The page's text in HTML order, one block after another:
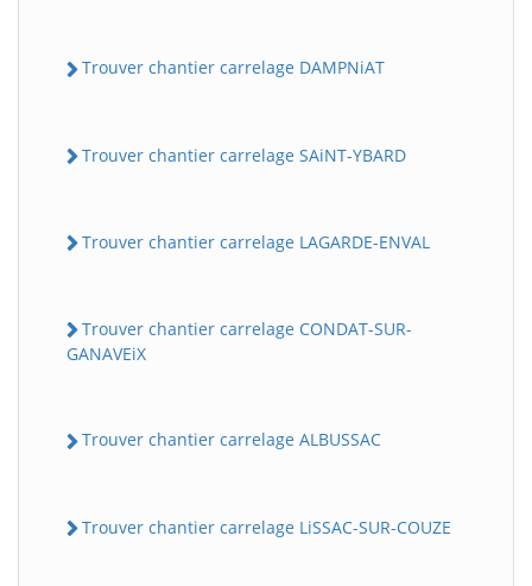
Trouver chantier carrelage DAMPNiAT
Trouver chantier carrelage SAiNT-YBARD
Trouver chantier carrelage LAGARDE-ENVAL
Trouver chantier carrelage CONDAT-SUR-
GANAVEiX
Trouver chantier carrelage ALBUSSAC
Trouver chantier carrelage LiSSAC-SUR-COUZE